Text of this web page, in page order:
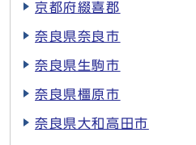
京都府綴喜郡
奈良県奈良市
奈良県生駒市
奈良県橿原市
奈良県大和高田市